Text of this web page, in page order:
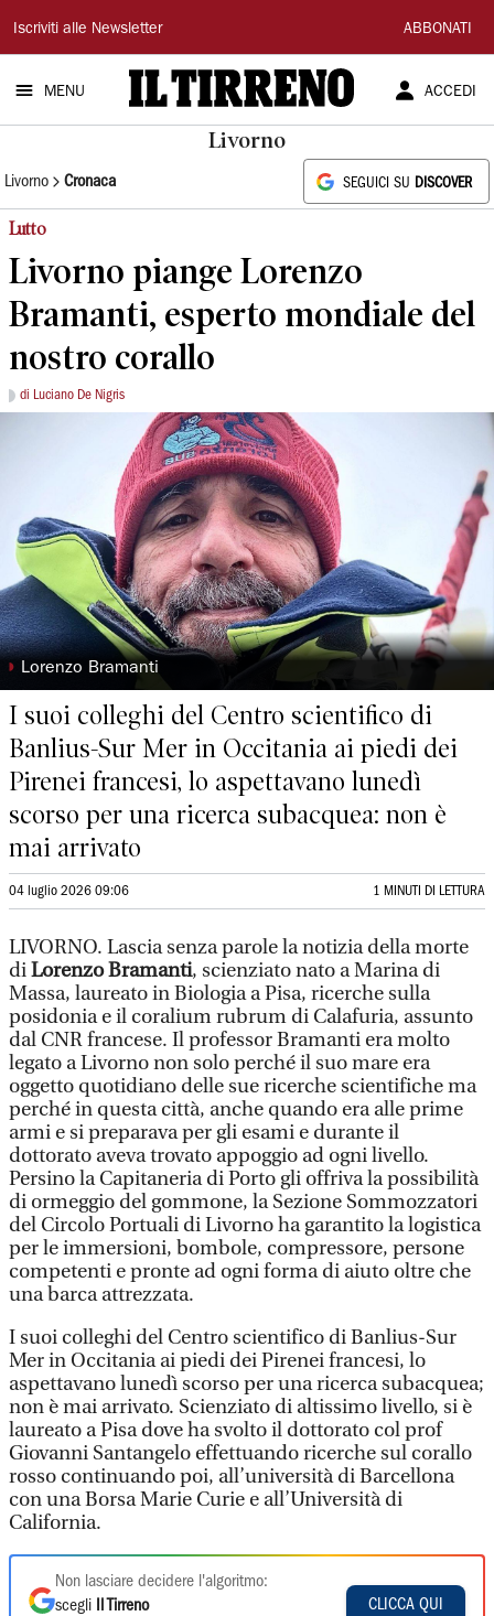
Il
Tirreno
Iscriviti alle Newsletter ABBONATI
MENU ACCEDI
Livorno
Livorno Cronaca SEGUICI SU DISCOVER
Lutto
Livorno piange Lorenzo
Bramanti, esperto mondiale del
nostro corallo
di Luciano De Nigris
◗ Lorenzo Bramanti
I suoi colleghi del Centro scientifico di
Banlius-Sur Mer in Occitania ai piedi dei
Pirenei francesi, lo aspettavano lunedì
scorso per una ricerca subacquea: non è
mai arrivato
04 luglio 2026 09:06 1 MINUTI DI LETTURA
LIVORNO. Lascia senza parole la notizia della morte
diLorenzo Bramanti, scienziato nato a Marina di
Massa, laureato in Biologia a Pisa, ricerche sulla
posidonia e il coralium rubrum di Calafuria, assunto
dal CNR francese. Il professor Bramanti era molto
legato a Livorno non solo perché il suo mare era
oggetto quotidiano delle sue ricerche scientifiche ma
perché in questa città, anche quando era alle prime
armi e si preparava per gli esami e durante il
dottorato aveva trovato appoggio ad ogni livello.
Persino la Capitaneria di Porto gli offriva la possibilità
di ormeggio del gommone, la Sezione Sommozzatori
del Circolo Portuali di Livorno ha garantito la logistica
per le immersioni, bombole, compressore, persone
competenti e pronte ad ogni forma di aiuto oltre che
una barca attrezzata.
I suoi colleghi del Centro scientifico di Banlius-Sur
Mer in Occitania ai piedi dei Pirenei francesi, lo
aspettavano lunedì scorso per una ricerca subacquea;
non è mai arrivato. Scienziato di altissimo livello, si è
laureato a Pisa dove ha svolto il dottorato col prof
Giovanni Santangelo effettuando ricerche sul corallo
rosso continuando poi, all’università di Barcellona
con una Borsa Marie Curie e all’Università di
California.
Non lasciare decidere l'algoritmo:
scegli
Il Tirreno
CLICCA QUI